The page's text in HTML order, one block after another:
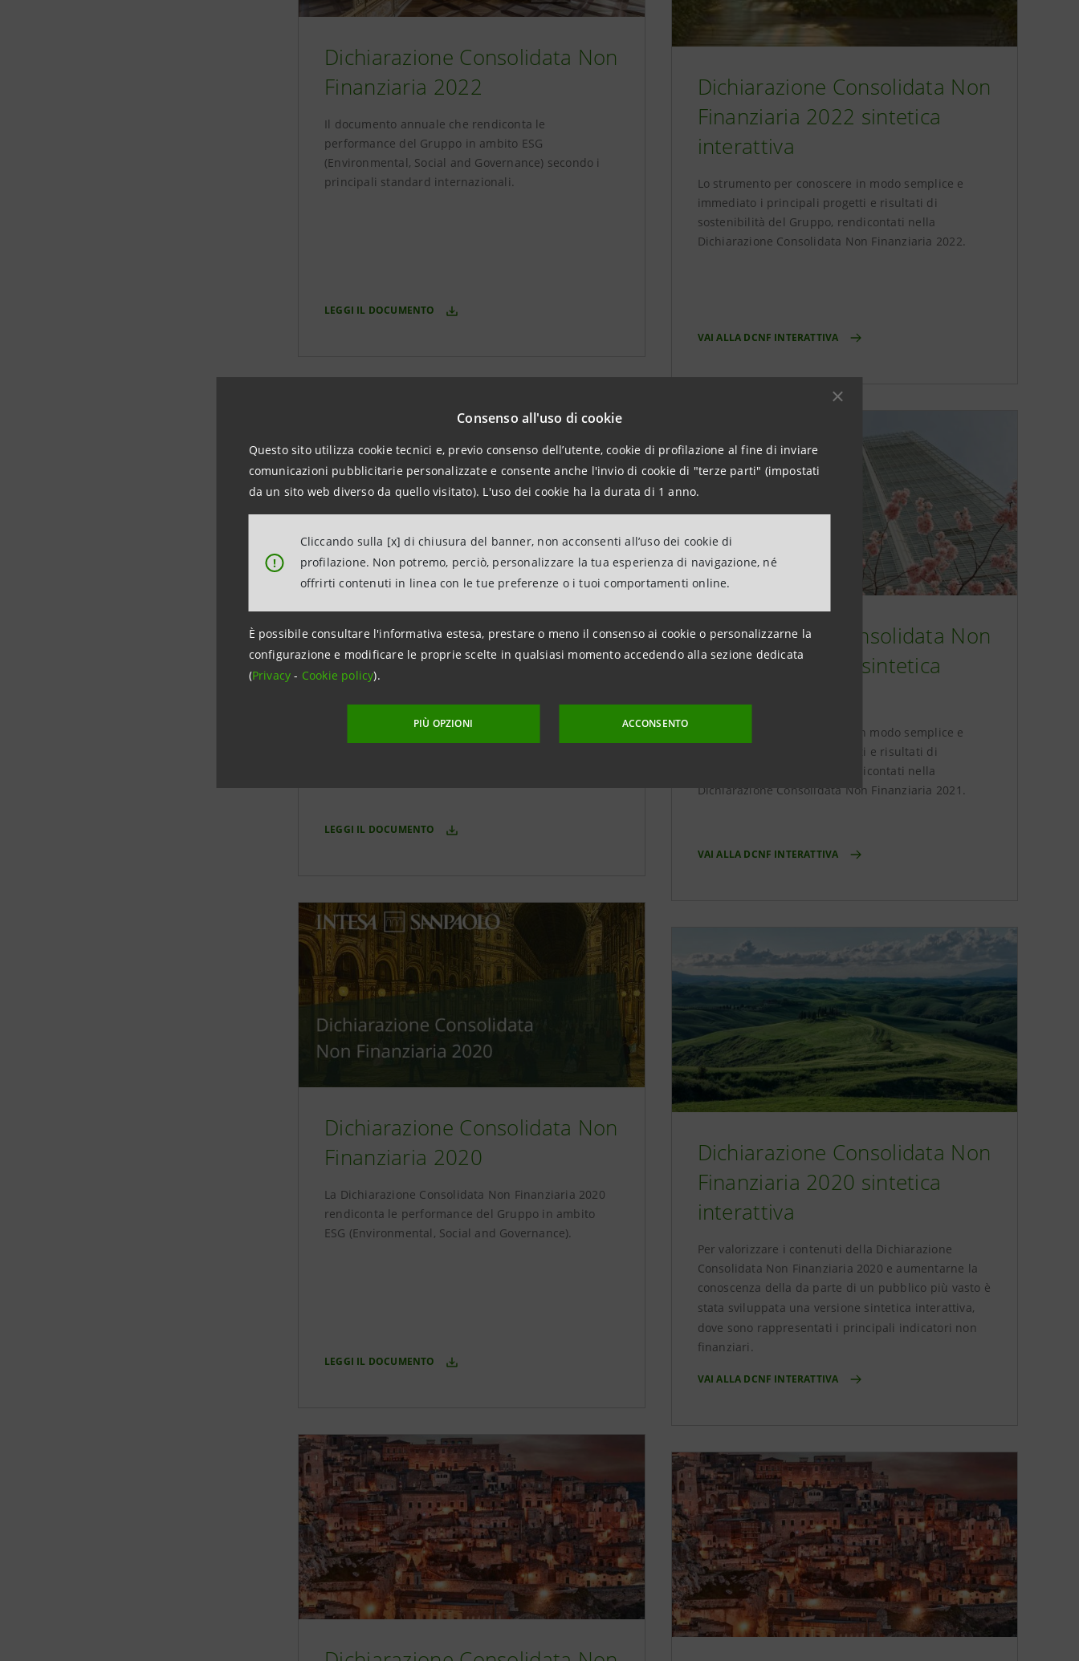
Consenso all'uso di cookie
Questo sito utilizza cookie tecnici e, previo consenso dell’utente, cookie di profilazione al fine di inviare
comunicazioni pubblicitarie personalizzate e consente anche l'invio di cookie di "terze parti" (impostati
da un sito web diverso da quello visitato). L'uso dei cookie ha la durata di 1 anno.
!
Cliccando sulla [x] di chiusura del banner, non acconsenti all’uso dei cookie di
profilazione. Non potremo, perciò, personalizzare la tua esperienza di navigazione, né
offrirti contenuti in linea con le tue preferenze o i tuoi comportamenti online.
È possibile consultare l'informativa estesa, prestare o meno il consenso ai cookie o personalizzarne la
configurazione e modificare le proprie scelte in qualsiasi momento accedendo alla sezione dedicata
(Privacy- Cookie policy).
PIÙ OPZIONI ACCONSENTO
Dichiarazione Consolidata Non
Finanziaria 2022
Il documento annuale che rendiconta le
performance del Gruppo in ambito ESG
(Environmental, Social and Governance) secondo i
principali standard internazionali.
LEGGI IL DOCUMENTO
Dichiarazione Consolidata Non
Finanziaria 2022 sintetica
interattiva
Lo strumento per conoscere in modo semplice e
immediato i principali progetti e risultati di
sostenibilità del Gruppo, rendicontati nella
Dichiarazione Consolidata Non Finanziaria 2022.
VAI ALLA DCNF INTERATTIVA
Dichiarazione Consolidata Non
Finanziaria 2021
Il documento annuale che rendiconta le
(Environmental, Social and Governance) secondo i
LEGGI IL DOCUMENTO
Dichiarazione Consolidata Non
Finanziaria 2021 sintetica
Lo strumento per conoscere in modo semplice e
immediato i principali progetti e risultati di
sostenibilità del Gruppo, rendicontati nella
Dichiarazione Consolidata Non Finanziaria 2021.
VAI ALLA DCNF INTERATTIVA
Dichiarazione Consolidata Non
Finanziaria 2020
La Dichiarazione Consolidata Non Finanziaria 2020
rendiconta le performance del Gruppo in ambito
ESG (Environmental, Social and Governance).
LEGGI IL DOCUMENTO
Dichiarazione Consolidata Non
Finanziaria 2020 sintetica
interattiva
Per valorizzare i contenuti della Dichiarazione
Consolidata Non Finanziaria 2020 e aumentarne la
conoscenza della da parte di un pubblico più vasto è
stata sviluppata una versione sintetica interattiva,
dove sono rappresentati i principali indicatori non
finanziari.
VAI ALLA DCNF INTERATTIVA